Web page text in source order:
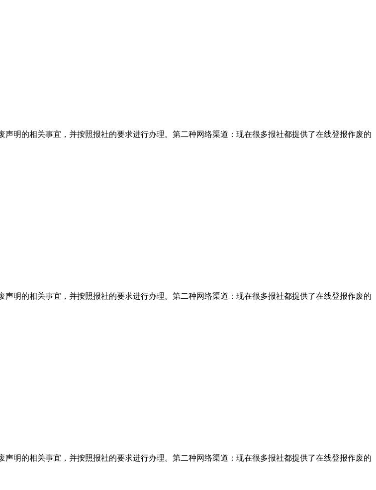
明的相关事宜，并按照报社的要求进行办理。第二种网络渠道：现在很多报社都提供了在线登报作废的
明的相关事宜，并按照报社的要求进行办理。第二种网络渠道：现在很多报社都提供了在线登报作废的
明的相关事宜，并按照报社的要求进行办理。第二种网络渠道：现在很多报社都提供了在线登报作废的